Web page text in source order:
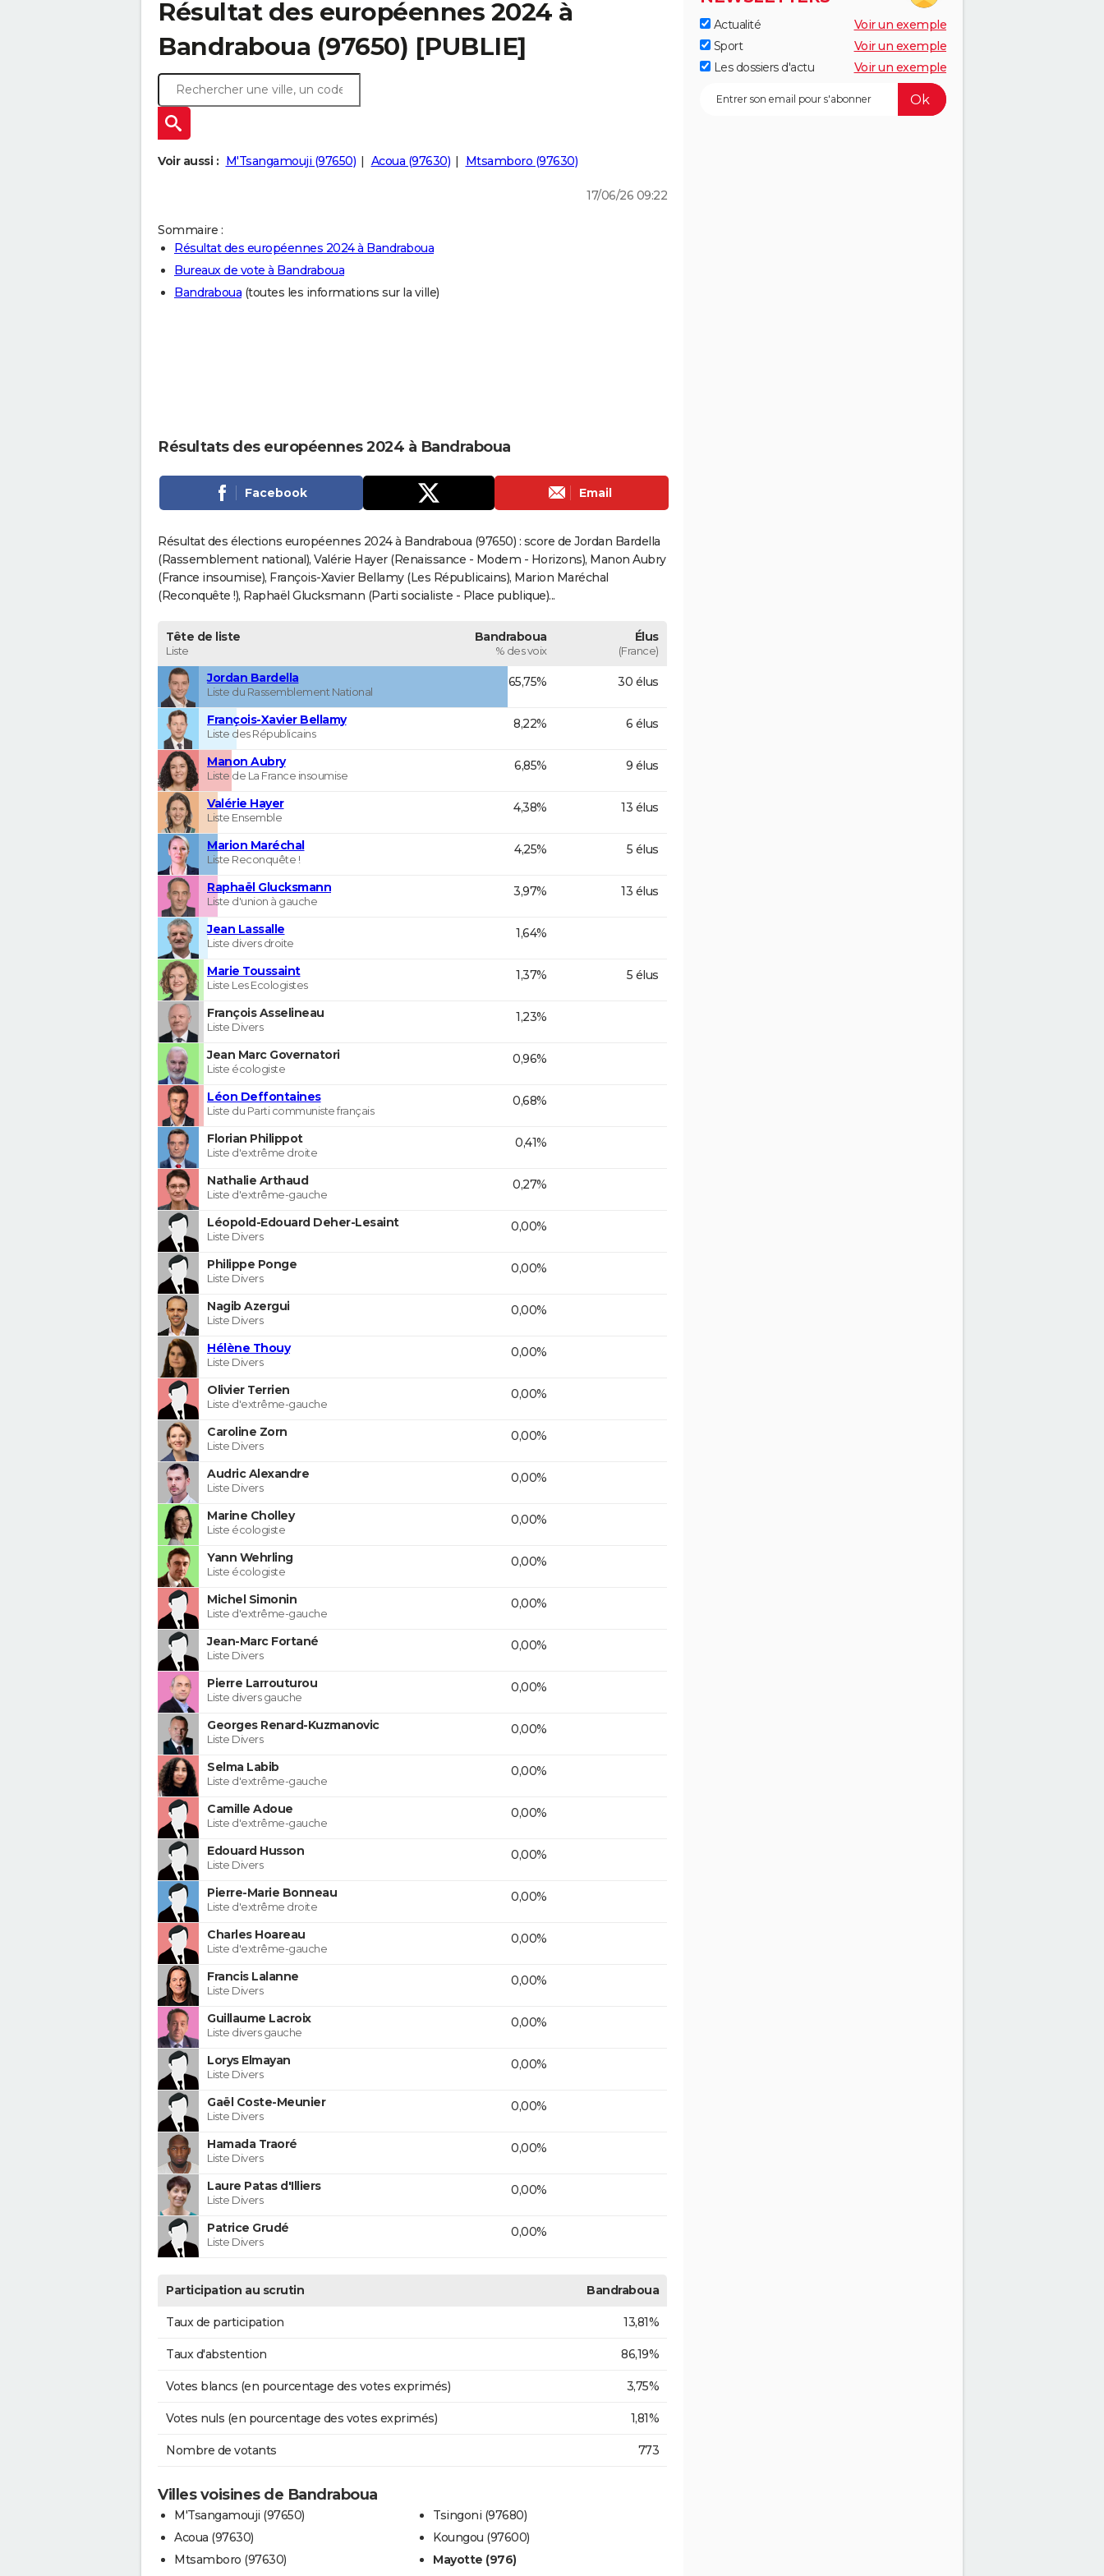
Résultat des européennes 2024 à
Bandraboua (97650) [PUBLIE]
Voir aussi : M'Tsangamouji (97650) Acoua (97630) Mtsamboro (97630)
17/06/26 09:22
Sommaire :
Résultat des européennes 2024 à Bandraboua
Bureaux de vote à Bandraboua
Bandraboua (toutes les informations sur la ville)
Résultats des européennes 2024 à Bandraboua
Facebook Email
Résultat des élections européennes 2024 à Bandraboua (97650) : score de Jordan Bardella
(Rassemblement national), Valérie Hayer (Renaissance - Modem - Horizons), Manon Aubry
(France insoumise), François-Xavier Bellamy (Les Républicains), Marion Maréchal
(Reconquête !), Raphaël Glucksmann (Parti socialiste - Place publique)...
Tête de liste
Liste
Bandraboua
% des voix
Élus
(France)
Jordan Bardella
Liste du Rassemblement National
65,75% 30 élus
François-Xavier Bellamy
Liste des Républicains
8,22% 6 élus
Manon Aubry
Liste de La France insoumise
6,85% 9 élus
Valérie Hayer
Liste Ensemble
4,38% 13 élus
Marion Maréchal
Liste Reconquête !
4,25% 5 élus
Raphaël Glucksmann
Liste d'union à gauche
3,97% 13 élus
Jean Lassalle
Liste divers droite
1,64%
Marie Toussaint
Liste Les Ecologistes
1,37% 5 élus
François Asselineau
Liste Divers
1,23%
Jean Marc Governatori
Liste écologiste
0,96%
Léon Deffontaines
Liste du Parti communiste français
0,68%
Florian Philippot
Liste d'extrême droite
0,41%
Nathalie Arthaud
Liste d'extrême-gauche
0,27%
Léopold-Edouard Deher-Lesaint
Liste Divers
0,00%
Philippe Ponge
Liste Divers
0,00%
Nagib Azergui
Liste Divers
0,00%
Hélène Thouy
Liste Divers
0,00%
Olivier Terrien
Liste d'extrême-gauche
0,00%
Caroline Zorn
Liste Divers
0,00%
Audric Alexandre
Liste Divers
0,00%
Marine Cholley
Liste écologiste
0,00%
Yann Wehrling
Liste écologiste
0,00%
Michel Simonin
Liste d'extrême-gauche
0,00%
Jean-Marc Fortané
Liste Divers
0,00%
Pierre Larrouturou
Liste divers gauche
0,00%
Georges Renard-Kuzmanovic
Liste Divers
0,00%
Selma Labib
Liste d'extrême-gauche
0,00%
Camille Adoue
Liste d'extrême-gauche
0,00%
Edouard Husson
Liste Divers
0,00%
Pierre-Marie Bonneau
Liste d'extrême droite
0,00%
Charles Hoareau
Liste d'extrême-gauche
0,00%
Francis Lalanne
Liste Divers
0,00%
Guillaume Lacroix
Liste divers gauche
0,00%
Lorys Elmayan
Liste Divers
0,00%
Gaël Coste-Meunier
Liste Divers
0,00%
Hamada Traoré
Liste Divers
0,00%
Laure Patas d'Illiers
Liste Divers
0,00%
Patrice Grudé
Liste Divers
0,00%
Participation au scrutin Bandraboua
Taux de participation 13,81%
Taux d'abstention 86,19%
Votes blancs (en pourcentage des votes exprimés) 3,75%
Votes nuls (en pourcentage des votes exprimés) 1,81%
Nombre de votants 773
Villes voisines de Bandraboua
M'Tsangamouji (97650)
Acoua (97630)
Mtsamboro (97630)
Tsingoni (97680)
Koungou (97600)
Mayotte (976)
Actualité
Voir un exemple
Sport
Voir un exemple
Les dossiers d'actu
Voir un exemple